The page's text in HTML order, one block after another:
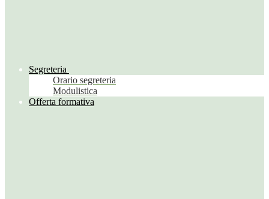
Segreteria
Orario segreteria
Modulistica
Offerta formativa